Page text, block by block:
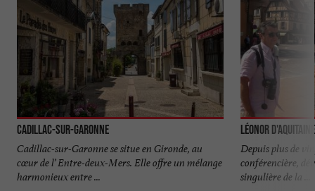
Cadillac-sur-Garonne
Cadillac-sur-Garonne se situe en Gironde, au
cœur de l’ Entre-deux-Mers. Elle offre un mélange
harmonieux entre ...
Léonor d'Aquitaine
Depuis plus de
conférencière,
singulière de la ...